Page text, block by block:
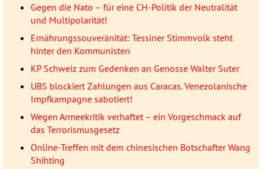
Gegen die Nato – für eine CH-Politik der Neutralität
und Multipolarität!
Ernährungssouveränität: Tessiner Stimmvolk steht
hinter den Kommunisten
KP Schweiz zum Gedenken an Genosse Walter Suter
UBS blockiert Zahlungen aus Caracas. Venezolanische
Impfkampagne sabotiert!
Wegen Armeekritik verhaftet – ein Vorgeschmack auf
das Terrorismusgesetz
Online-Treffen mit dem chinesischen Botschafter Wang
Shihting